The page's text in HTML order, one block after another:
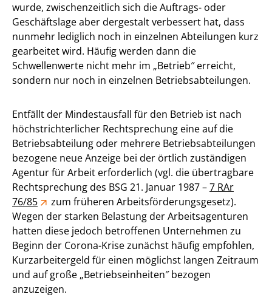
wurde, zwischenzeitlich sich die Auftrags- oder
Geschäftslage aber dergestalt verbessert hat, dass
nunmehr lediglich noch in einzelnen Abteilungen kurz
gearbeitet wird. Häufig werden dann die
Schwellenwerte nicht mehr im „Betrieb″ erreicht,
sondern nur noch in einzelnen Betriebsabteilungen.
Entfällt der Mindestausfall für den Betrieb ist nach
höchstrichterlicher Rechtsprechung eine auf die
Betriebsabteilung oder mehrere Betriebsabteilungen
bezogene neue Anzeige bei der örtlich zuständigen
Agentur für Arbeit erforderlich (vgl. die übertragbare
Rechtsprechung des BSG 21. Januar 1987 –7 RAr
76/85
zum früheren Arbeitsförderungsgesetz).
Wegen der starken Belastung der Arbeitsagenturen
hatten diese jedoch betroffenen Unternehmen zu
Beginn der Corona-Krise zunächst häufig empfohlen,
Kurzarbeitergeld für einen möglichst langen Zeitraum
und auf große „Betriebseinheiten″ bezogen
anzuzeigen.